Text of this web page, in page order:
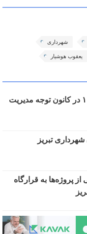
شهرداری
یعقوب هوشیار
پروژه‌های عمرانی منطقه ۱۰ در کانون توجه مدیریت
تبریز
پروژه‌ها به قرارگاه